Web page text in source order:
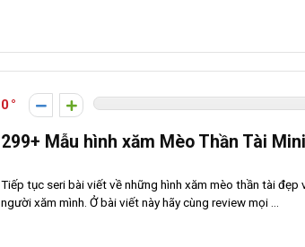
0
299+ Mẫu hình xăm Mèo Thần Tài
Tiếp tục seri bài viết về những hình xăm mèo thần tài đẹp
người xăm mình. Ở bài viết này hãy cùng review mọi ...